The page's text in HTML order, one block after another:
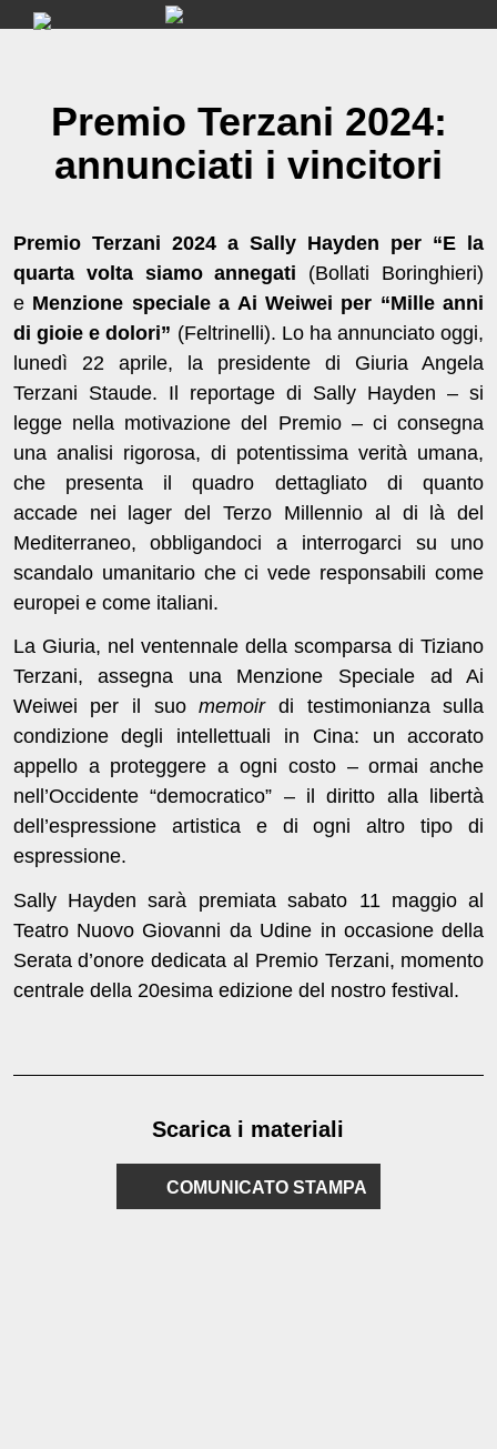
Skip
Premio Terzani 2024:
annunciati i vincitori
Premio Terzani 2024 a Sally Hayden per “E la
quarta volta siamo annegati (Bollati Boringhieri)
e Menzione speciale a Ai Weiwei per “Mille anni
di gioie e dolori” (Feltrinelli). Lo ha annunciato oggi,
lunedì 22 aprile, la presidente di Giuria Angela
Terzani Staude. Il reportage di Sally Hayden – si
legge nella motivazione del Premio – ci consegna
una analisi rigorosa, di potentissima verità umana,
che presenta il quadro dettagliato di quanto
accade nei lager del Terzo Millennio al di là del
Mediterraneo, obbligandoci a interrogarci su uno
scandalo umanitario che ci vede responsabili come
europei e come italiani.
La Giuria, nel ventennale della scomparsa di Tiziano
Terzani, assegna una Menzione Speciale ad Ai
Weiwei per il suomemoirdi testimonianza sulla
condizione degli intellettuali in Cina: un accorato
appello a proteggere a ogni costo – ormai anche
nell’Occidente “democratico” – il diritto alla libertà
dell’espressione artistica e di ogni altro tipo di
espressione.
Sally Hayden sarà premiata sabato 11 maggio al
Teatro Nuovo Giovanni da Udine in occasione della
Serata d’onore dedicata al Premio Terzani, momento
centrale della 20esima edizione del nostro festival.
Scarica i materiali
COMUNICATO STAMPA